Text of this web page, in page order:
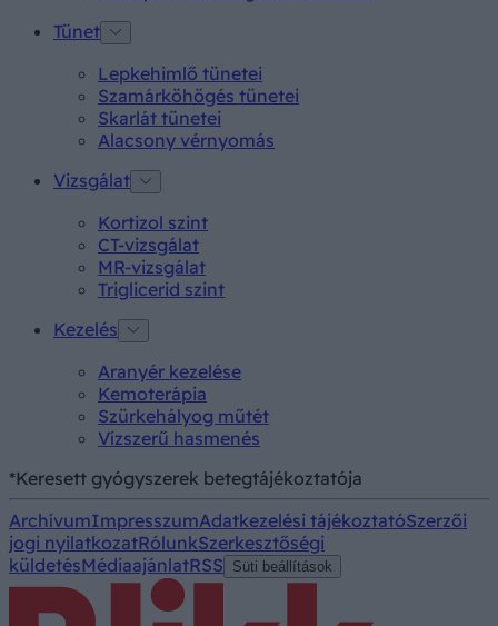
Tünet
Lepkehimlő tünetei
Szamárköhögés tünetei
Skarlát tünetei
Alacsony vérnyomás
Vizsgálat
Kortizol szint
CT-vizsgálat
MR-vizsgálat
Triglicerid szint
Kezelés
Aranyér kezelése
Kemoterápia
Szürkehályog műtét
Vízszerű hasmenés
*Keresett gyógyszerek betegtájékoztatója
ArchívumImpresszumAdatkezelési tájékoztatóSzerzői
jogi nyilatkozatRólunkSzerkesztőségi
küldetésMédiaajánlatRSS Süti beállítások